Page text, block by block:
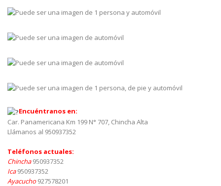
Encuéntranos en:
Car. Panamericana Km 199 N° 707, Chincha Alta
Llámanos al 950937352
Teléfonos actuales:
Chincha950937352
Ica950937352
Ayacucho927578201